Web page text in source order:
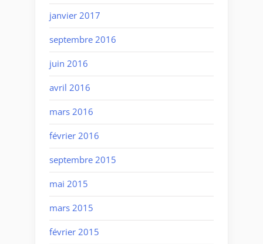
janvier 2017
septembre 2016
juin 2016
avril 2016
mars 2016
février 2016
septembre 2015
mai 2015
mars 2015
février 2015